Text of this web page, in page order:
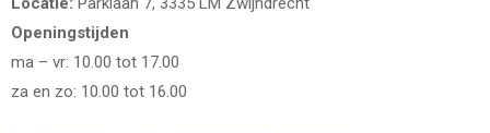
Openingstijden
ma – vr: 10.00 tot 17.00
za en zo: 10.00 tot 16.00